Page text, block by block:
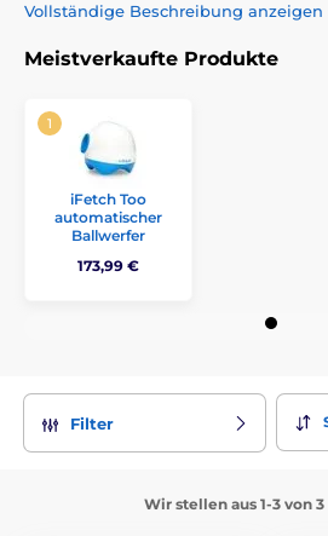
Vollständige Beschreibung anzeigen
Meistverkaufte Produkte
iFetch Too
automatischer
Ballwerfer
173,99 €
Filter
Wir stellen aus 1-3 von